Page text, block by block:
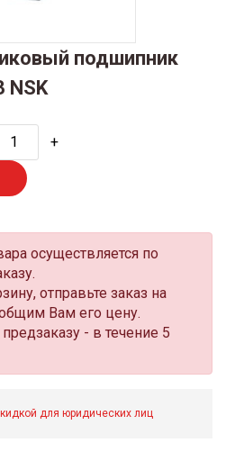
подшипник
NSK
+
осуществляется по
отправьте заказ на
Вам его цену.
- в течение 5
для юридических лиц